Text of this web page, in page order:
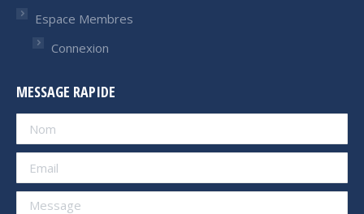
Espace Membres
Connexion
MESSAGE RAPIDE